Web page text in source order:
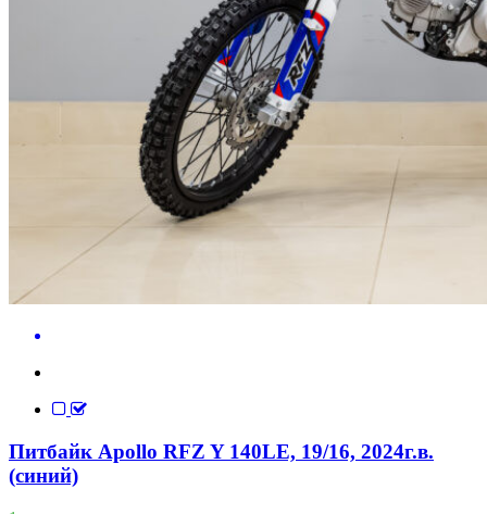
Питбайк Apollo RFZ Y 140LE, 19/16, 2024г.в.
(синий)